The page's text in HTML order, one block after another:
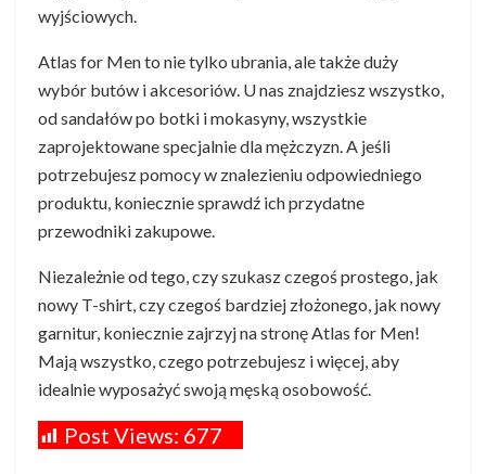
wyjściowych.
Atlas for Men to nie tylko ubrania, ale także duży
wybór butów i akcesoriów. U nas znajdziesz wszystko,
od sandałów po botki i mokasyny, wszystkie
zaprojektowane specjalnie dla mężczyzn. A jeśli
potrzebujesz pomocy w znalezieniu odpowiedniego
produktu, koniecznie sprawdź ich przydatne
przewodniki zakupowe.
Niezależnie od tego, czy szukasz czegoś prostego, jak
nowy T-shirt, czy czegoś bardziej złożonego, jak nowy
garnitur, koniecznie zajrzyj na stronę Atlas for Men!
Mają wszystko, czego potrzebujesz i więcej, aby
idealnie wyposażyć swoją męską osobowość.
Post Views: 677